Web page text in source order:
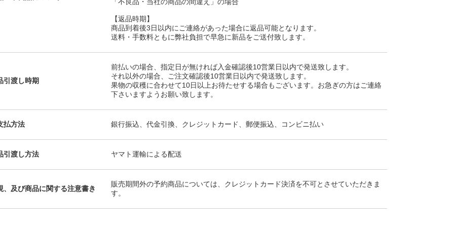
【返品時期】
商品到着後3日以内にご連絡があった場合に返品可能となります。
送料・手数料ともに弊社負担で早急に新品をご送付致します。
引渡し時期
前払いの場合、指定日が無ければ入金確認後10営業日以内で発送致します。
それ以外の場合、ご注文確認後10営業日以内で発送致します。
果物の収穫に合わせて10日以上お待たせする場合もございます。お急ぎの方はご連絡
下さいますようお願い致します。
払方法 銀行振込、代金引換、クレジットカード、郵便振込、コンビニ払い
引渡し方法 ヤマト運輸による配送
、及び商品に関する注意書き
販売期間外の予約商品については、クレジットカード決済を不可とさせていただきま
す。